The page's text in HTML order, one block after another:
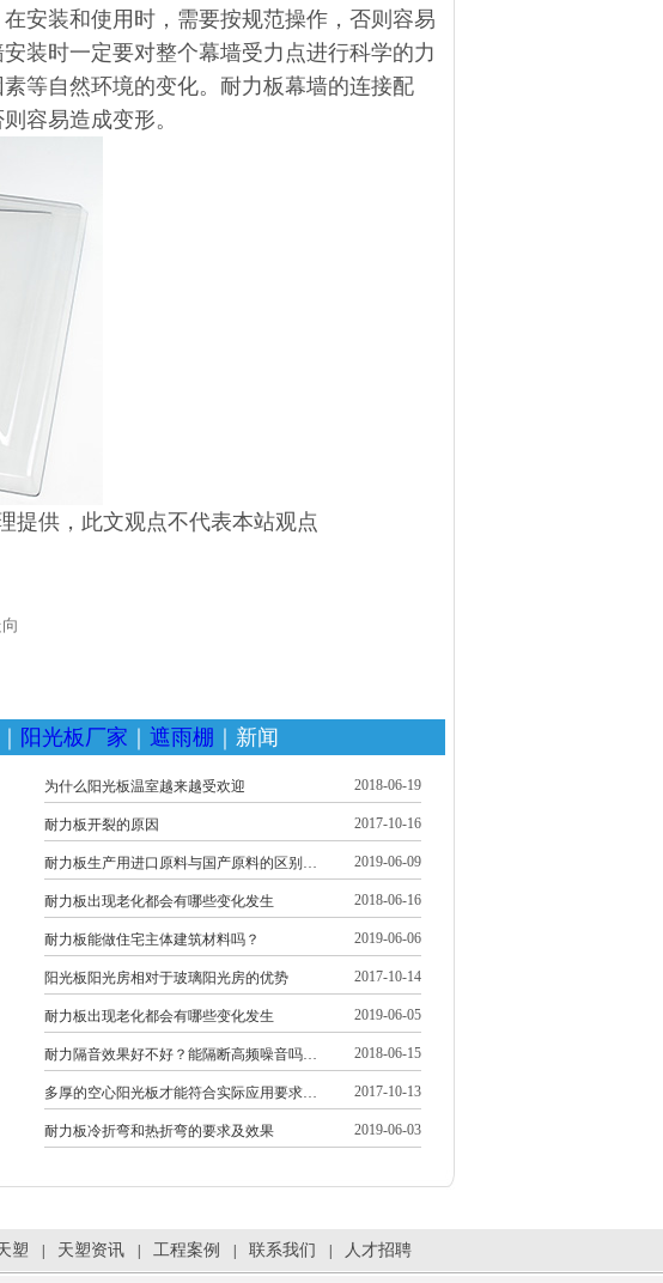
安装和使用时，需要按规范操作，否则容易
装时一定要对整个幕墙受力点进行科学的力
等自然环境的变化。耐力板幕墙的连接配
容易造成变形。
提供，此文观点不代表本站观点
阳光板厂家 遮雨棚 ｜新闻
为什么阳光板温室越来越受欢迎 2018-06-19
耐力板开裂的原因 2017-10-16
耐力板生产用进口原料与国产原料的区别… 2019-06-09
耐力板出现老化都会有哪些变化发生 2018-06-16
耐力板能做住宅主体建筑材料吗？ 2019-06-06
阳光板阳光房相对于玻璃阳光房的优势 2017-10-14
耐力板出现老化都会有哪些变化发生 2019-06-05
耐力隔音效果好不好？能隔断高频噪音吗… 2018-06-15
多厚的空心阳光板才能符合实际应用要求… 2017-10-13
耐力板冷折弯和热折弯的要求及效果 2019-06-03
塑 天塑资讯 工程案例 联系我们 人才招聘